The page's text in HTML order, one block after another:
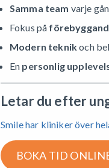
Samma team varje
Fokus på
Modern teknikoch
En personlig
Letar du efter
Smile har kliniker över
BOKA TID